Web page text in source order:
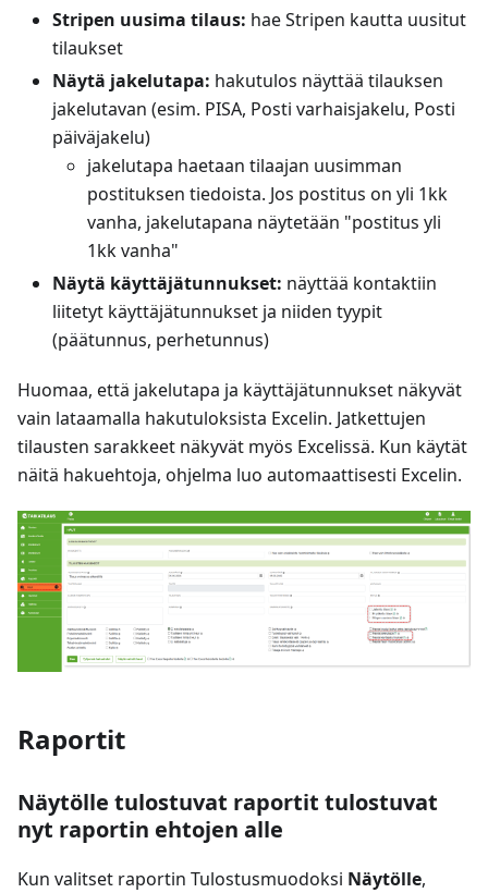
Stripen uusima tilaus: hae Stripen kautta uusitut
tilaukset
Näytä jakelutapa: hakutulos näyttää tilauksen
jakelutavan (esim. PISA, Posti varhaisjakelu, Posti
päiväjakelu)
jakelutapa haetaan tilaajan uusimman
postituksen tiedoista. Jos postitus on yli 1kk
vanha, jakelutapana näytetään "postitus yli
1kk vanha"
Näytä käyttäjätunnukset: näyttää kontaktiin
liitetyt käyttäjätunnukset ja niiden tyypit
(päätunnus, perhetunnus)
Huomaa, että jakelutapa ja käyttäjätunnukset näkyvät
vain lataamalla hakutuloksista Excelin. Jatkettujen
tilausten sarakkeet näkyvät myös Excelissä. Kun käytät
näitä hakuehtoja, ohjelma luo automaattisesti Excelin.
Raportit
Näytölle tulostuvat raportit tulostuvat
nyt raportin ehtojen alle
Kun valitset raportin Tulostusmuodoksi Näytölle,